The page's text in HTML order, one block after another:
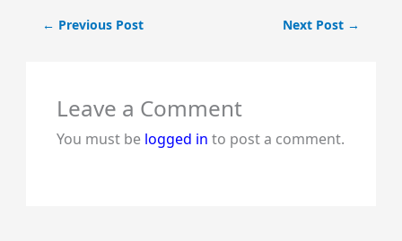
← Previous Post Next Post →
Leave a Comment
You must be logged in to post a comment.